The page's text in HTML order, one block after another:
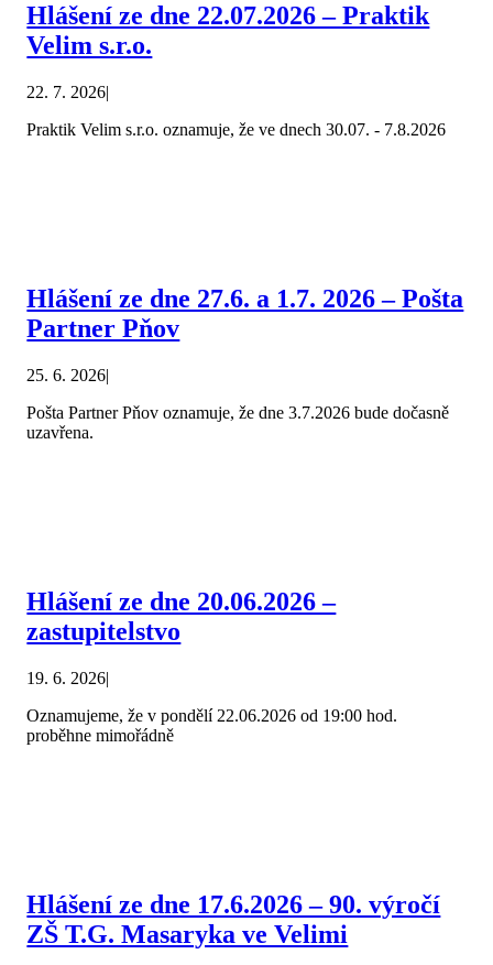
Hlášení ze dne 22.07.2026 – Praktik
Velim s.r.o.
22. 7. 2026|
Praktik Velim s.r.o. oznamuje, že ve dnech 30.07. - 7.8.2026
Hlášení ze dne 27.6. a 1.7. 2026 – Pošta
Partner Pňov
25. 6. 2026|
Pošta Partner Pňov oznamuje, že dne 3.7.2026 bude dočasně
uzavřena.
Hlášení ze dne 20.06.2026 –
zastupitelstvo
19. 6. 2026|
Oznamujeme, že v pondělí 22.06.2026 od 19:00 hod.
proběhne mimořádně
Hlášení ze dne 17.6.2026 – 90. výročí
ZŠ T.G. Masaryka ve Velimi